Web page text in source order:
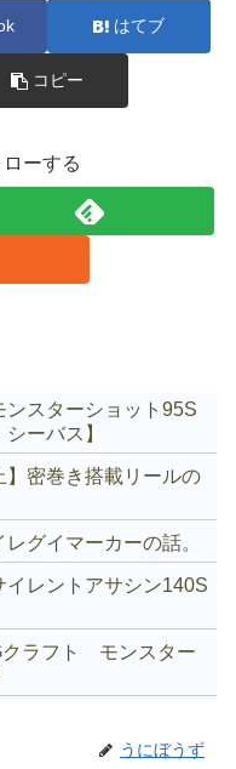
はてブ
コピー
ーする
ンスターショット95S
ーバス】
】密巻き搭載リールの
レグイマーカーの話。
イレントアサシン140S
クラフト モンスター
うにぼうず